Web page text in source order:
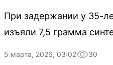
При задержании у 35-
изъяли 7,5 грамма
5 марта, 2026, 03:02 30